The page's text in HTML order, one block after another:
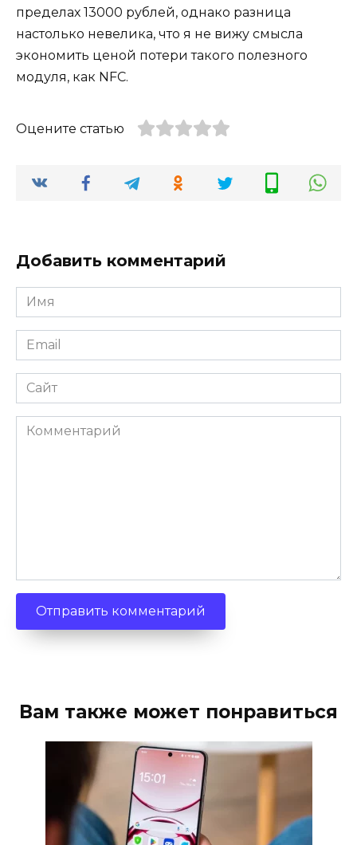
пределах 13000 рублей, однако разница
настолько невелика, что я не вижу смысла
экономить ценой потери такого полезного
модуля, как NFC.
Оцените статью
Добавить комментарий
Имя
Email
Сайт
Комментарий
Вам также может понравиться